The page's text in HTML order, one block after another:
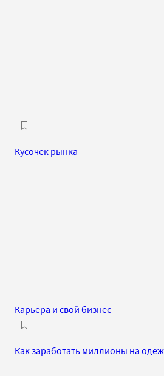
Кусочек рынка
Карьера и свой бизнес
Как заработать миллионы на